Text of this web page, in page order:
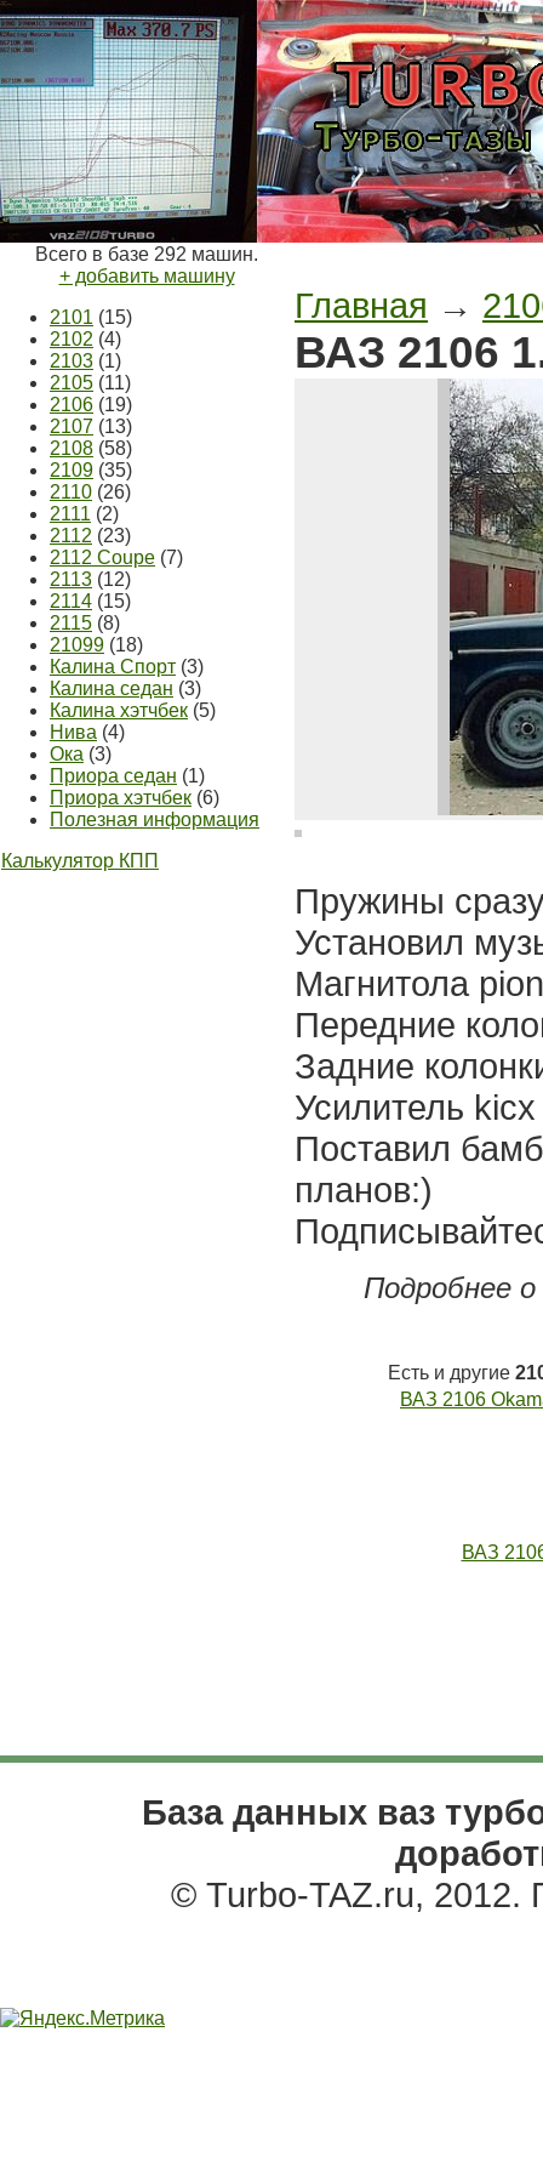
Всего в базе 292 машин.
+ добавить машину
2101 (15)
2102 (4)
2103 (1)
2105 (11)
2106 (19)
2107 (13)
2108 (58)
2109 (35)
2110 (26)
2111 (2)
2112 (23)
2112 Coupe (7)
2113 (12)
2114 (15)
2115 (8)
21099 (18)
Калина Спорт (3)
Калина седан (3)
Калина хэтчбек (5)
Нива (4)
Ока (3)
Приора седан (1)
Приора хэтчбек (6)
Полезная информация
Калькулятор КПП
Главная →
ВАЗ 2106
Пружины
Установил
Магнитола
Передние
Задние
Усилитель
Поставил
планов:)
Подробнее
Есть и другие
ВАЗ 2106
ВАЗ
База данных ваз
© Turbo-TAZ.ru, 2012.